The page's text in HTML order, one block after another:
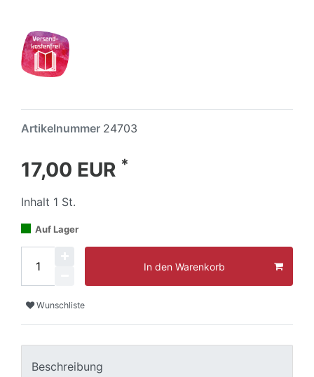
Artikelnummer 24703
17,00 EUR *
Inhalt 1 St.
Auf Lager
In den Warenkorb
Wunschliste
Beschreibung